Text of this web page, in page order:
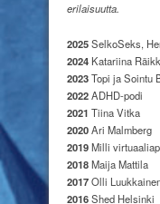
erilaisuutta.
2025SelkoSeks,
2024 Katariina
2023Topi ja Sointu
2022ADHD-podi
2021 Tiina Vitka
2020Ari Malmberg
2019Milli
2018Maija Mattila
2017Olli
2016Shed Helsinki